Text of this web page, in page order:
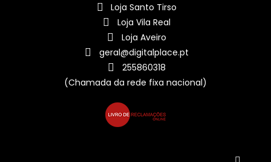
Loja Santo Tirso
Loja Vila Real
Loja Aveiro
geral@digitalplace.pt
255860318
(Chamada da rede fixa nacional)